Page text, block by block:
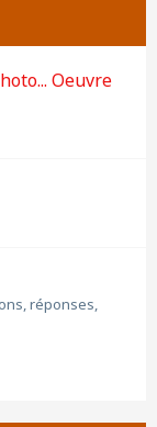
Oeuvre
réponses,